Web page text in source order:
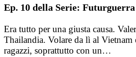
Ep. 10 della Serie: Futurguerra
Era tutto per una giusta causa.
Thailandia. Volare da lì al Vietnam
ragazzi, soprattutto con un…